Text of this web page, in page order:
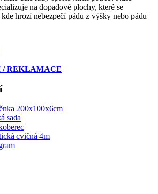
na dopadové plochy, které se
hrozí nebezpečí pádu z výšky nebo pádu
REKLAMACE
200x100x6cm
sada
cvičná 4m